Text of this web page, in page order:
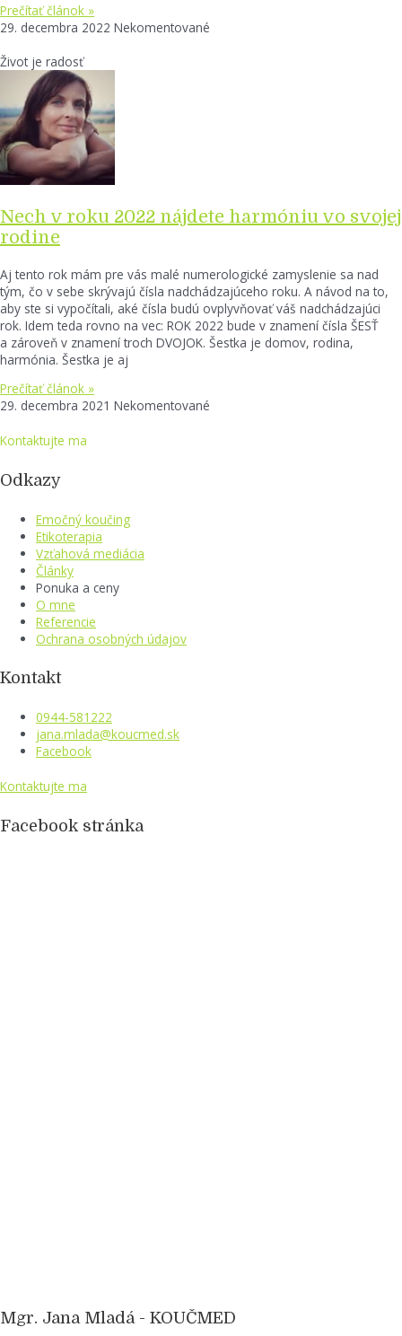
Prečítať článok »
29. decembra 2022 Nekomentované
Život je radosť
Nech v roku 2022 nájdete harmóniu vo svojej
rodine
Aj tento rok mám pre vás malé numerologické zamyslenie sa nad
tým, čo v sebe skrývajú čísla nadchádzajúceho roku. A návod na to,
aby ste si vypočítali, aké čísla budú ovplyvňovať váš nadchádzajúci
rok. Idem teda rovno na vec: ROK 2022 bude v znamení čísla ŠESŤ
a zároveň v znamení troch DVOJOK. Šestka je domov, rodina,
harmónia. Šestka je aj
Prečítať článok »
29. decembra 2021 Nekomentované
Kontaktujte ma
Odkazy
Emočný koučing
Etikoterapia
Vzťahová mediácia
Články
Ponuka a ceny
O mne
Referencie
Ochrana osobných údajov
Kontakt
0944-581222
jana.mlada@koucmed.sk
Facebook
Kontaktujte ma
Facebook stránka
Mgr. Jana Mladá - KOUČMED